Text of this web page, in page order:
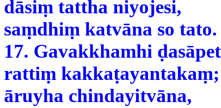
dāsiṃ tattha niyojesi,
saṃdhiṃ katvāna so tato.
17. Gavakkhamhi
rattiṃ kakkaṭayantakaṃ;
āruyha chindayitvāna,